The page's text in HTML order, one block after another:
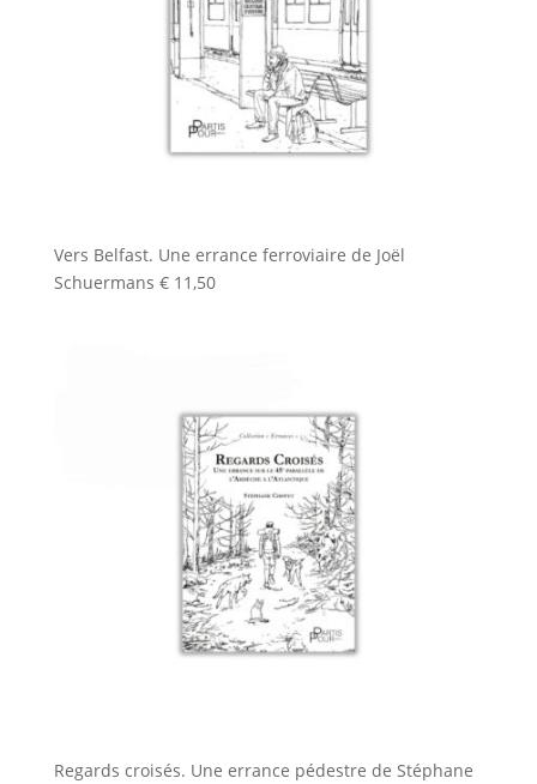
Vers Belfast. Une errance ferroviaire de Joël
Schuermans €11,50
Regards croisés. Une errance pédestre de Stéphane